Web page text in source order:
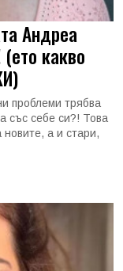
Андреа
какво
проблеми трябва
със себе си?! Това
а и стари,